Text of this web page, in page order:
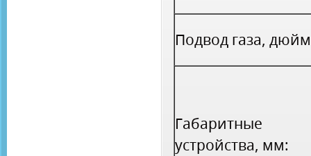
Подвод газа,
Габаритные
устройства, мм: